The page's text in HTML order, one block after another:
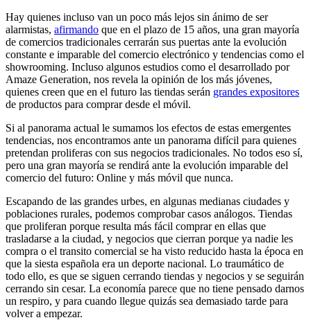
Hay quienes incluso van un poco más lejos sin ánimo de ser
alarmistas, afirmando que en el plazo de 15 años, una gran mayoría
de comercios tradicionales cerrarán sus puertas ante la evolución
constante e imparable del comercio electrónico y tendencias como el
showrooming. Incluso algunos estudios como el desarrollado por
Amaze Generation, nos revela la opinión de los más jóvenes,
quienes creen que en el futuro las tiendas serán grandes expositores
de productos para comprar desde el móvil.
Si al panorama actual le sumamos los efectos de estas emergentes
tendencias, nos encontramos ante un panorama difícil para quienes
pretendan proliferas con sus negocios tradicionales. No todos eso sí,
pero una gran mayoría se rendirá ante la evolución imparable del
comercio del futuro: Online y más móvil que nunca.
Escapando de las grandes urbes, en algunas medianas ciudades y
poblaciones rurales, podemos comprobar casos análogos. Tiendas
que proliferan porque resulta más fácil comprar en ellas que
trasladarse a la ciudad, y negocios que cierran porque ya nadie les
compra o el transito comercial se ha visto reducido hasta la época en
que la siesta española era un deporte nacional. Lo traumático de
todo ello, es que se siguen cerrando tiendas y negocios y se seguirán
cerrando sin cesar. La economía parece que no tiene pensado darnos
un respiro, y para cuando llegue quizás sea demasiado tarde para
volver a empezar.